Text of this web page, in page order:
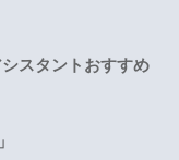
スタントおすすめ